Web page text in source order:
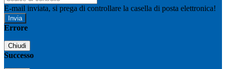
E-mail inviata, si prega di controllare la casella di posta elettronica!
Errore
Chiudi
Successo